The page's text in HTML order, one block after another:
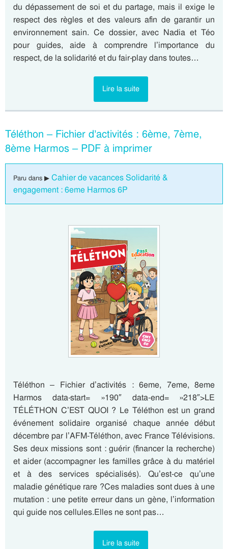
du dépassement de soi et du partage, mais il exige le
respect des règles et des valeurs afin de garantir un
environnement sain. Ce dossier, avec Nadia et Téo
pour guides, aide à comprendre l’importance du
respect, de la solidarité et du fair-play dans toutes…
Lire la suite
Téléthon – Fichier d’activités : 6ème, 7ème,
8ème Harmos – PDF à imprimer
Paru dans ▶ Cahier de vacances Solidarité &
engagement : 6eme Harmos 6P
Téléthon – Fichier d’activités : 6eme, 7eme, 8eme
Harmos data-start= »190″ data-end= »218″>LE
TÉLÉTHON C’EST QUOI ? Le Téléthon est un grand
événement solidaire organisé chaque année début
décembre par l’AFM-Téléthon, avec France Télévisions.
Ses deux missions sont : guérir (financer la recherche)
et aider (accompagner les familles grâce à du matériel
et à des services spécialisés). Qu’est-ce qu’une
maladie génétique rare ?Ces maladies sont dues à une
mutation : une petite erreur dans un gène, l’information
qui guide nos cellules.Elles ne sont pas…
Lire la suite